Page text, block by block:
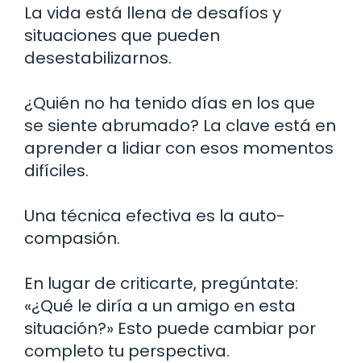
La vida está llena de desafíos y
situaciones que pueden
desestabilizarnos.
¿Quién no ha tenido días en los que
se siente abrumado? La clave está en
aprender a lidiar con esos momentos
difíciles.
Una técnica efectiva es la auto-
compasión.
En lugar de criticarte, pregúntate:
«¿Qué le diría a un amigo en esta
situación?» Esto puede cambiar por
completo tu perspectiva.